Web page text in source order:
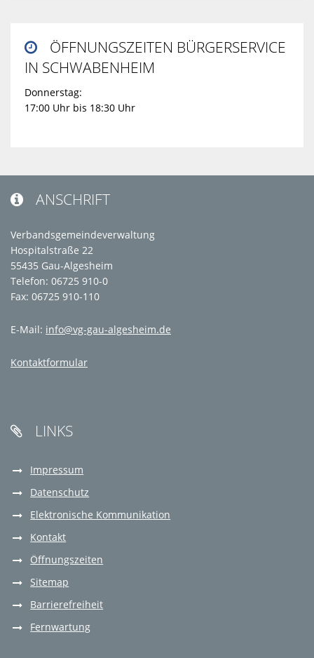

ÖFFNUNGSZEITEN BÜRGERSERVICE
IN SCHWABENHEIM
Donnerstag:
17:00 Uhr bis 18:30 Uhr
 ANSCHRIFT
Verbandsgemeindeverwaltung
Hospitalstraße 22
55435 Gau-Algesheim
Telefon: 06725 910-0
Fax: 06725 910-110
E-Mail: info@vg-gau-algesheim.de
Kontaktformular
 LINKS
Impressum
Datenschutz
Elektronische Kommunikation
Kontakt
Öffnungszeiten
Sitemap
Barrierefreiheit
Fernwartung